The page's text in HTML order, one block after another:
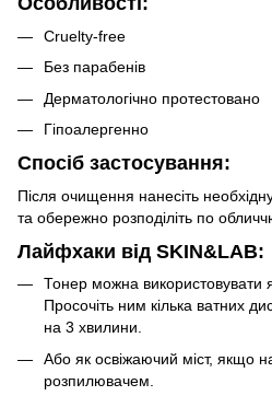
Cruelty-free
Без парабенів
Дерматологічно протестовано
Гіпоалергенно
Спосіб застосування:
Після очищення нанесіть
та обережно розподіліть по
Лайфхаки від SKIN&LAB:
Тонер можна використовувати
Просочіть ним кілька ватних
на 3 хвилини.
Або як освіжаючий міст, якщо
розпилювачем.